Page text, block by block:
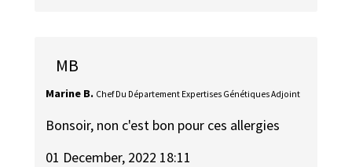
MB
Marine B. Chef Du Département Expertises Génétiques Adjoint
Bonsoir, non c'est bon pour ces allergies
01 December, 2022 18:11